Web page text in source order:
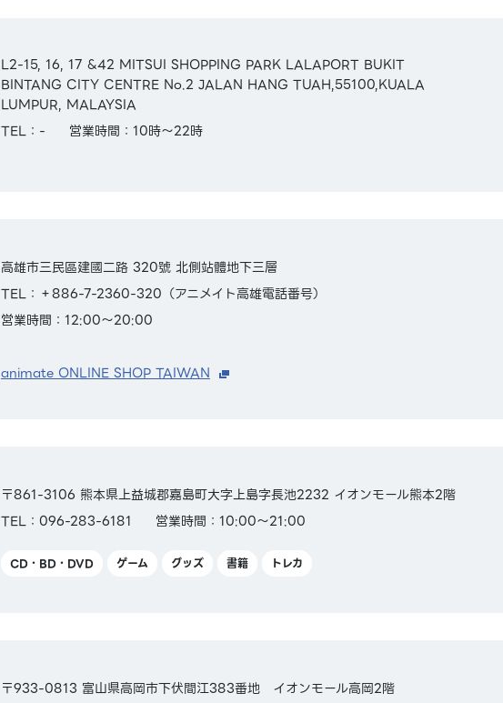
L2-15, 16, 17 &42 MITSUI SHOPPING PARK LALAPORT BUKIT
BINTANG CITY CENTRE No.2 JALAN HANG TUAH,55100,KUALA
LUMPUR, MALAYSIA
TEL：-
営業時間：10時～22時
高雄市三民區建國二路 320號 北側站體地下三層
TEL：＋886-7-2360-320（アニメイト高雄電話番号）
営業時間：12:00～20:00
animate ONLINE SHOP TAIWAN
〒861-3106 熊本県上益城郡嘉島町大字上島字長池2232 イオンモール熊本2階
TEL：096-283-6181
営業時間：10:00～21:00
CD・BD・DVD ゲーム グッズ 書籍 トレカ
〒933-0813 富山県高岡市下伏間江383番地 イオンモール高岡2階